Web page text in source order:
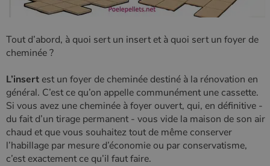
Tout d’abord, à quoi sert un insert et à quoi sert un foyer de
cheminée ?
L’insert est un foyer de cheminée destiné à la rénovation en
général. C’est ce qu’on appelle communément une cassette.
Si vous avez une cheminée à foyer ouvert, qui, en définitive -
du fait d’un tirage permanent - vous vide la maison de son air
chaud et que vous souhaitez tout de même conserver
l’habillage par mesure d’économie ou par conservatisme,
c’est exactement ce qu’il faut faire.